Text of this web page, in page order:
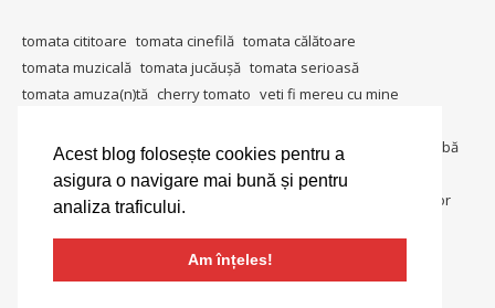
Acest blog folosește cookies pentru a
asigura o navigare mai bună și pentru
analiza traficului.
Am înțeles!
tomata cititoare tomata cinefilă tomata călătoare
tomata muzicală tomata jucăușă tomata serioasă
tomata amuza(n)tă cherry tomato veti fi mereu cu mine
tomata gândeşte io, io şi iarăşi io metablogging
tomata întreabă
tomata in societate tomata colecționară tomata umanitara
tomata dedică tomata lucrează
tomata in lumina reflectoarelor
Ashe Theme byWP Royal.